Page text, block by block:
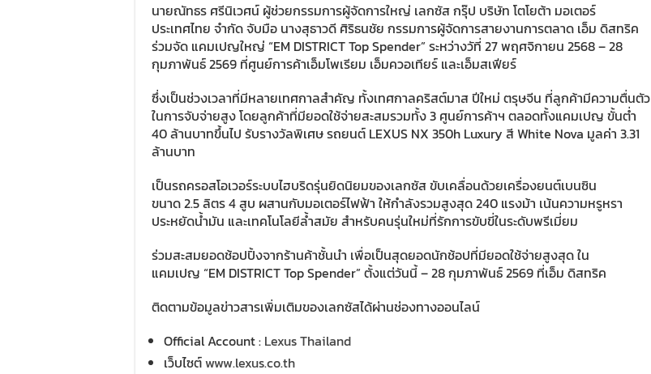
นายณัทธร ศรีนิเวศน์ ผู้ช่วยกรรมการผู้จัดการใหญ่ เลกซัส กรุ๊ป บริษัท โตโยต้า มอเตอร์
ประเทศไทย จำกัด จับมือ นางสุธาวดี ศิริธนชัย กรรมการผู้จัดการสายงานการตลาด เอ็ม ดิสทริค
ร่วมจัด แคมเปญใหญ่ “EM DISTRICT Top Spender” ระหว่างวัที่ 27 พฤศจิกายน 2568 – 28
กุมภาพันธ์ 2569 ที่ศูนย์การค้าเอ็มโพเรียม เอ็มควอเทียร์ และเอ็มสเฟียร์
ซึ่งเป็นช่วงเวลาที่มีหลายเทศกาลสำคัญ ทั้งเทศกาลคริสต์มาส ปีใหม่ ตรุษจีน ที่ลูกค้ามีความตื่นตัว
ในการจับจ่ายสูง โดยลูกค้าที่มียอดใช้จ่ายสะสมรวมทั้ง 3 ศูนย์การค้าฯ ตลอดทั้งแคมเปญ ขั้นต่ำ
40 ล้านบาทขึ้นไป รับรางวัลพิเศษ รถยนต์ LEXUS NX 350h Luxury สี White Nova มูลค่า 3.31
ล้านบาท
เป็นรถครอสโอเวอร์ระบบไฮบริดรุ่นยิดนิยมของเลกซัส ขับเคลื่อนด้วยเครื่องยนต์เบนซิน
ขนาด 2.5 ลิตร 4 สูบ ผสานกับมอเตอร์ไฟฟ้า ให้กำลังรวมสูงสุด 240 แรงม้า เน้นความหรูหรา
ประหยัดน้ำมัน และเทคโนโลยีล้ำสมัย สำหรับคนรุ่นใหม่ที่รักการขับขี่ในระดับพรีเมี่ยม
ร่วมสะสมยอดช้อปปิ้งจากร้านค้าชั้นนำ เพื่อเป็นสุดยอดนักช้อปที่มียอดใช้จ่ายสูงสุด ใน
แคมเปญ “EM DISTRICT Top Spender” ตั้งแต่วันนี้ – 28 กุมภาพันธ์ 2569 ที่เอ็ม ดิสทริค
ติดตามข้อมูลข่าวสารเพิ่มเติมของเลกซัสได้ผ่านช่องทางออนไลน์
Official Account : Lexus Thailand
เว็บไซต์www.lexus.co.th